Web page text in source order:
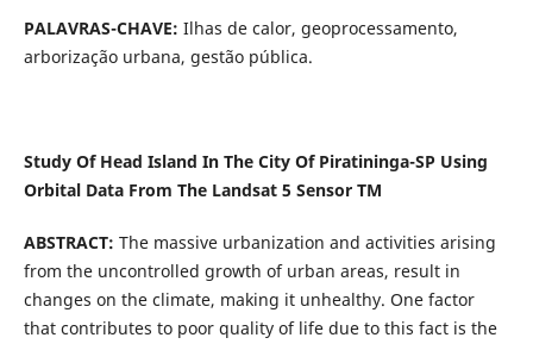
PALAVRAS-CHAVE: Ilhas de calor, geoprocessamento,
arborização urbana, gestão pública.
Study Of Head Island In The City Of Piratininga-SP Using
Orbital Data From The Landsat 5 Sensor TM
ABSTRACT: The massive urbanization and activities arising
from the uncontrolled growth of urban areas, result in
changes on the climate, making it unhealthy. One factor
that contributes to poor quality of life due to this fact is the